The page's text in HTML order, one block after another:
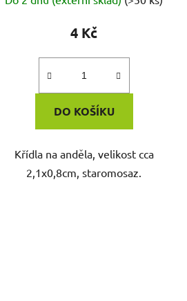
4 Kč
DO KOŠÍKU
Křídla na anděla, velikost cca
2,1x0,8cm, staromosaz.